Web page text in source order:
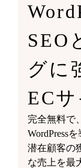
SEO
グに
EC
完全無料で
WordPressを
潜在顧客の
な売上を最